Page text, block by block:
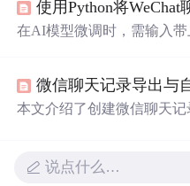
天加载器、加载消息等步
案，支持灵活的AI模型训
在AI模型微调时，需输入
需消息格式用于模型训练
景及实践建议。
本文介绍了创建微信聊天
决方案，如格式问题和
说点什么…